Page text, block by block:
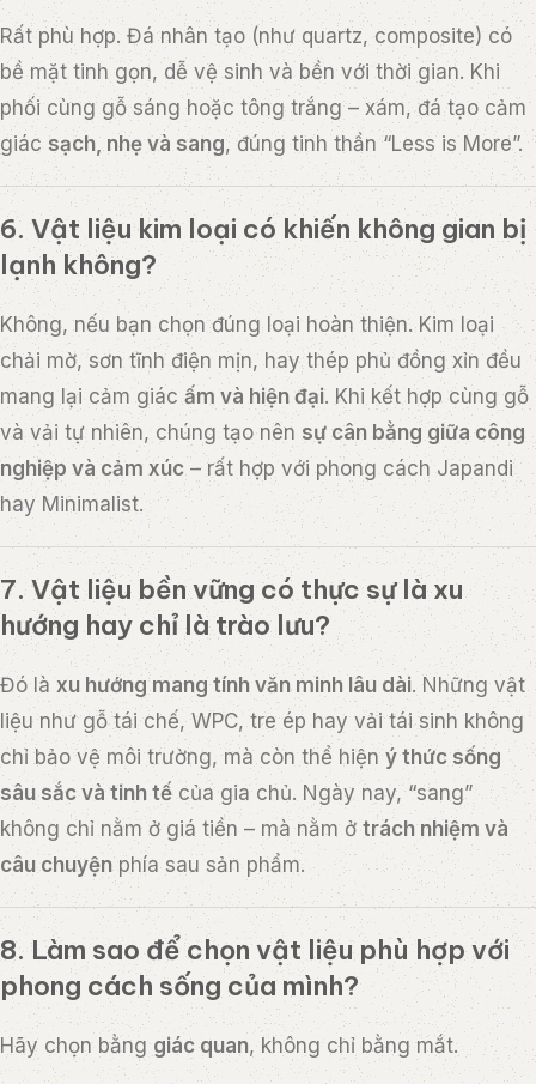
Rất phù hợp. Đá nhân tạo (như quartz, composite) có
bề mặt tinh gọn, dễ vệ sinh và bền với thời gian. Khi
phối cùng gỗ sáng hoặc tông trắng – xám, đá tạo cảm
giác sạch, nhẹ và sang, đúng tinh thần “Less is More”.
6. Vật liệu kim loại có khiến không gian bị
lạnh không?
Không, nếu bạn chọn đúng loại hoàn thiện. Kim loại
chải mờ, sơn tĩnh điện mịn, hay thép phủ đồng xỉn đều
mang lại cảm giác ấm và hiện đại. Khi kết hợp cùng gỗ
và vải tự nhiên, chúng tạo nên sự cân bằng giữa công
nghiệp và cảm xúc – rất hợp với phong cách Japandi
hay Minimalist.
7. Vật liệu bền vững có thực sự là xu
hướng hay chỉ là trào lưu?
Đó làxu hướng mang tính văn minh lâu dài. Những vật
liệu như gỗ tái chế, WPC, tre ép hay vải tái sinh không
chỉ bảo vệ môi trường, mà còn thể hiệný thức sống
sâu sắc và tinh tếcủa gia chủ. Ngày nay, “sang”
không chỉ nằm ở giá tiền – mà nằm ởtrách nhiệm và
câu chuyệnphía sau sản phẩm.
8. Làm sao để chọn vật liệu phù hợp với
phong cách sống của mình?
Hãy chọn bằnggiác quan, không chỉ bằng mắt.